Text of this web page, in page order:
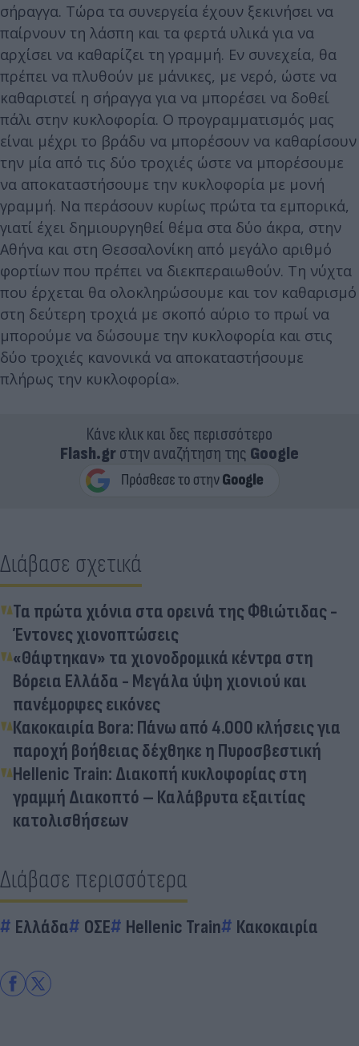
σήραγγα. Τώρα τα συνεργεία έχουν ξεκινήσει να
παίρνουν τη λάσπη και τα φερτά υλικά για να
αρχίσει να καθαρίζει τη γραμμή. Εν συνεχεία, θα
πρέπει να πλυθούν με μάνικες, με νερό, ώστε να
καθαριστεί η σήραγγα για να μπορέσει να δοθεί
πάλι στην κυκλοφορία. Ο προγραμματισμός μας
είναι μέχρι το βράδυ να μπορέσουν να καθαρίσουν
την μία από τις δύο τροχιές ώστε να μπορέσουμε
να αποκαταστήσουμε την κυκλοφορία με μονή
γραμμή. Να περάσουν κυρίως πρώτα τα εμπορικά,
γιατί έχει δημιουργηθεί θέμα στα δύο άκρα, στην
Αθήνα και στη Θεσσαλονίκη από μεγάλο αριθμό
φορτίων που πρέπει να διεκπεραιωθούν. Τη νύχτα
που έρχεται θα ολοκληρώσουμε και τον καθαρισμό
στη δεύτερη τροχιά με σκοπό αύριο το πρωί να
μπορούμε να δώσουμε την κυκλοφορία και στις
δύο τροχιές κανονικά να αποκαταστήσουμε
πλήρως την κυκλοφορία».
Κάνε κλικ και δες περισσότερο
Flash.grστην αναζήτηση της Google
Διάβασε σχετικά
Τα πρώτα χιόνια στα ορεινά της Φθιώτιδας -
Έντονες χιονοπτώσεις
«Θάφτηκαν» τα χιονοδρομικά κέντρα στη
Βόρεια Ελλάδα - Μεγάλα ύψη χιονιού και
πανέμορφες εικόνες
Κακοκαιρία Bora: Πάνω από 4.000 κλήσεις για
παροχή βοήθειας δέχθηκε η Πυροσβεστική
Hellenic Train: Διακοπή κυκλοφορίας στη
γραμμή Διακοπτό – Καλάβρυτα εξαιτίας
κατολισθήσεων
Διάβασε περισσότερα
Ελλάδα ΟΣΕ Hellenic Train Κακοκαιρία